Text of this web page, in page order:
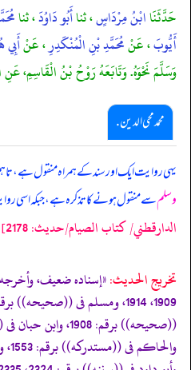
حَدَّثَنَاابْنُ مِرْدَاسٍ، ثناأَبُو دَاوُدَ، ثنا
أَيُّوبَ، عَنْمُحَمَّدِ بْنِ الْمُنْكَدِرِ، عَنْأَبِي
وَسَلَّمَ نَحْوَهُ. وَتَابَعَهُ رَوْحُ بْنُ الْقَاسِمِ، عَنِ
محمد محی الدین .
یہی روایت ایک اور سند کے ہمراہ منقول ہے،
وسلمسے منقول ہونے کا تذکرہ ہے، جبکہ اسی
الدارقطني/ كتاب الصيام/حدیث: 2178]
تخریج الحدیث:«إسناده ضعيف،